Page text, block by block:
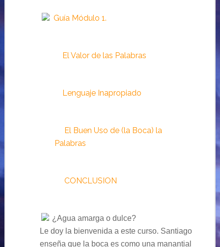
Guía Módulo 1.
El Valor de las Palabras
Lenguaje Inapropiado
El Buen Uso de (la Boca) la
Palabras
CONCLUSION
¿Agua amarga o dulce?
Le doy la bienvenida a este curso. Santiago
enseña que la boca es como una manantial